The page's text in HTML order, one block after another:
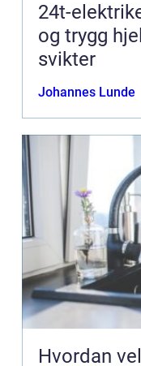
24t-
og trygg
svikter
Johannes Lunde
Hvordan